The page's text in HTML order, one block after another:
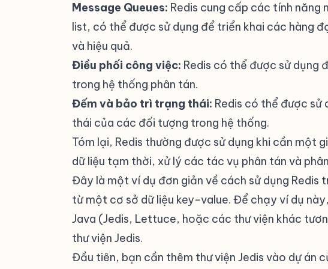
Message Queues: Redis cung cấp các tính năng
list, có thể được sử dụng để triển khai các hàng
và hiệu quả.
Điều phối công việc: Redis có thể được sử dụng
trong hệ thống phân tán.
Đếm và bảo trì trạng thái: Redis có thể được
thái của các đối tượng trong hệ thống.
Tóm lại, Redis thường được sử dụng khi cần một
dữ liệu tạm thời, xử lý các tác vụ phân tán và
Đây là một ví dụ đơn giản về cách sử dụng Redis
từ một cơ sở dữ liệu key-value. Để chạy ví dụ
Java (Jedis, Lettuce, hoặc các thư viện khác
thư viện Jedis.
Đầu tiên, bạn cần thêm thư viện Jedis vào dự án